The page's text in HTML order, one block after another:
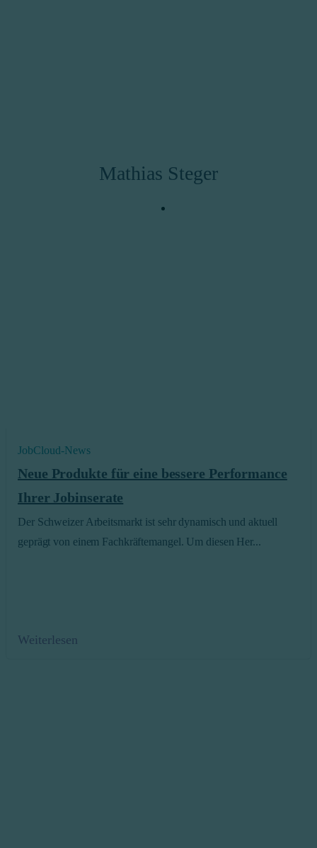
Mathias Steger
JobCloud-News
Neue Produkte für eine bessere Performance
Ihrer Jobinserate
Der Schweizer Arbeitsmarkt ist sehr dynamisch und aktuell
geprägt von einem Fachkräftemangel. Um diesen Her...
Weiterlesen